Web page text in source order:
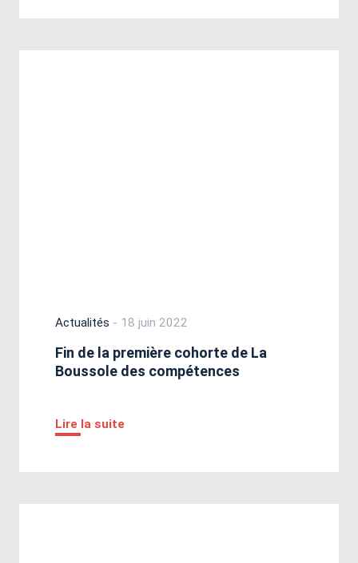
Actualités - 18 juin 2022
Fin de la première cohorte de La
Boussole des compétences
Lire la suite